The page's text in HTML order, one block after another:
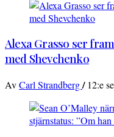
Alexa Grasso ser
med Shevchenko
AvCarl Strandberg/ 12:e